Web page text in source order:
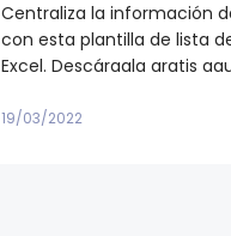
Centraliza la información
con esta plantilla de lista
Excel. Descárgala gratis
19/03/2022